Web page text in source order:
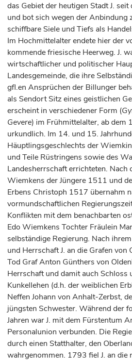
das Gebiet der heutigen Stadt J.
und bot sich wegen der Anbindung
schiffbare Siele und Tiefs als
Im Hochmittelalter endete hier der
kommende friesische Heerweg. J.
wirtschaftlicher und politischer
Landesgemeinde, die ihre
gfl.en Ansprüchen der Billunger
als Sendort Sitz eines geistlichen
erscheint in verschiedener Form (
Gevere) im Frühmittelalter, ab dem
urkundlich. Im 14. und 15.
Häuptlingsgeschlechts der
und Teile Rüstringens sowie des
Landesherrschaft errichteten. Nach
Wiemkens der Jüngere 1511 und
Erbens Christoph 1517 übernahm
vormundschaftlichen
Konflikten mit dem benachbarten
Edo Wiemkens Tochter Fräulein
selbständige Regierung. Nach
und Herrschaft J. an die Grafen von
Tod GrafAnton Günthers von
Herrschaft und damit auch Schloss
Kunkellehen (d.h. der weiblichen
Neffen Johann von Anhalt-Zerbst,
jüngsten Schwester. Während der
Jahren war J. mit dem Fürstentum
Personalunion verbunden. Die
durch einen Statthalter, den
wahrgenommen. 1793 fiel J. an die